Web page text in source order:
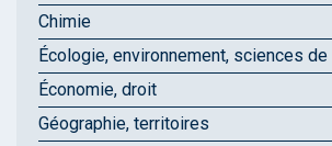
Chimie
Écologie, environnement, sciences de
Économie, droit
Géographie, territoires